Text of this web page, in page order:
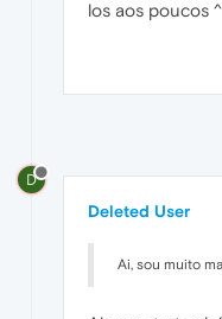
los aos poucos
D
Deleted User
Ai, sou muito